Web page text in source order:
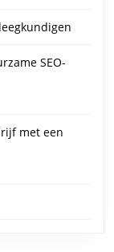
SEO-
met een